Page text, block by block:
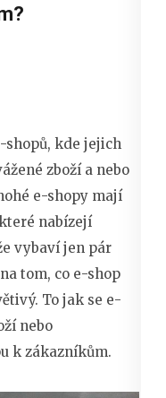
shopů, kde jejich
zboží a nebo
e-shopy mají
nabízejí
vybaví jen pár
tom, co e-shop
To jak se e-
nebo
k zákazníkům.